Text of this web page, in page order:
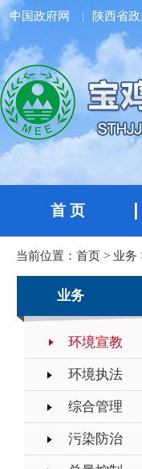
中国政府网 陕西省
首 页
当前位置： 首页 > 业务
业务
环境宣教
环境执法
综合管理
污染防治